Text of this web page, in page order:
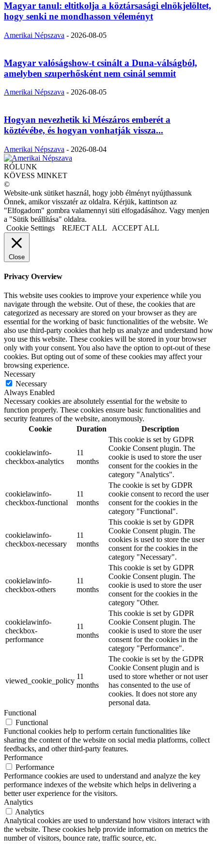
Magyar tanul: eltitkolja a köztársasági elnökjelöltet,
hogy senki ne mondhasson véleményt
Amerikai Népszava - 2026-08-05
Magyar valóságshow-t csinált a Duna-válságból,
amelyben szuperhősként nem csinál semmit
Amerikai Népszava - 2026-08-05
Hogyan nevezhetik ki Mészáros emberét a
köztévébe, és hogyan vonhatják vissza...
Amerikai Népszava - 2026-08-04
RÓLUNK
KÖVESS MINKET
©
Website-unk sütiket használ, hogy jobb élményt nyújthassunk
Önnek, amikor visszatér az oldalra. Kérjük, kattintson az
"Elfogadom" gombra valamennyi süti elfogadásához. Vagy menjen
a "Sütik beállítása" oldalra.
Cookie Settings
REJECT ALL ACCEPT ALL
Close
Privacy Overview
This website uses cookies to improve your experience while you
navigate through the website. Out of these, the cookies that are
categorized as necessary are stored on your browser as they are
essential for the working of basic functionalities of the website. We
also use third-party cookies that help us analyze and understand how
you use this website. These cookies will be stored in your browser
only with your consent. You also have the option to opt-out of these
cookies. But opting out of some of these cookies may affect your
browsing experience.
Necessary
Necessary
Always Enabled
Necessary cookies are absolutely essential for the website to
function properly. These cookies ensure basic functionalities and
security features of the website, anonymously.
Cookie
Duration Description
cookielawinfo-
checkbox-analytics
11
months
This cookie is set by GDPR
Cookie Consent plugin. The
cookie is used to store the user
consent for the cookies in the
category "Analytics".
cookielawinfo-
checkbox-functional
11
months
The cookie is set by GDPR
cookie consent to record the user
consent for the cookies in the
category "Functional".
cookielawinfo-
checkbox-necessary
11
months
This cookie is set by GDPR
Cookie Consent plugin. The
cookies is used to store the user
consent for the cookies in the
category "Necessary".
cookielawinfo-
checkbox-others
11
months
This cookie is set by GDPR
Cookie Consent plugin. The
cookie is used to store the user
consent for the cookies in the
category "Other.
cookielawinfo-
checkbox-
performance
11
months
This cookie is set by GDPR
Cookie Consent plugin. The
cookie is used to store the user
consent for the cookies in the
category "Performance".
viewed_cookie_policy
11
months
The cookie is set by the GDPR
Cookie Consent plugin and is
used to store whether or not user
has consented to the use of
cookies. It does not store any
personal data.
Functional
Functional
Functional cookies help to perform certain functionalities like
sharing the content of the website on social media platforms, collect
feedbacks, and other third-party features.
Performance
Performance
Performance cookies are used to understand and analyze the key
performance indexes of the website which helps in delivering a
better user experience for the visitors.
Analytics
Analytics
Analytical cookies are used to understand how visitors interact with
the website. These cookies help provide information on metrics the
number of visitors, bounce rate, traffic source, etc.